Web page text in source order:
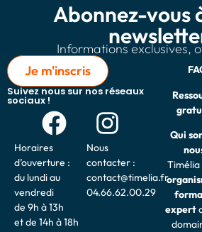
Abonnez-vous
Informations exclusives,
Je m'inscris
Suivez nous sur nos réseaux
sociaux !
Horaires
d’ouverture :
du lundi au
vendredi
de 9h à 13h
et de 14h à 18h
Nous
contacter :
contact@timelia.fr
04.66.62.00.29
Qui
Timélia
expert